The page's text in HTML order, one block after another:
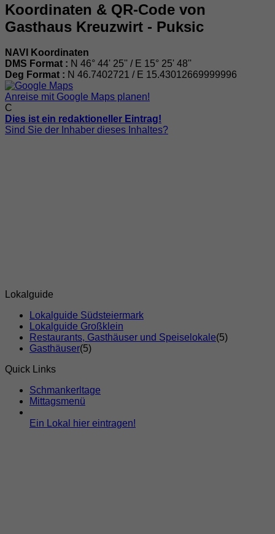
Koordinaten & QR-Code von
Gasthaus Kreuzwirt - Puksic
NAVI Koordinaten
DMS Format : N 46° 44' 25'' / E 15° 25' 48''
Deg Format : N 46.7402721 / E 15.43012669999996
Anreise mit Google Maps planen!
C
Dies ist ein redaktioneller Eintrag!
Sind Sie der Inhaber dieses Inhaltes?
Lokalguide
Lokalguide Südsteiermark
Lokalguide Großklein
Restaurants, Gasthäuser und Speiselokale(5)
Gasthäuser(5)
Quick Links
Schmankerltage
Mittagsmenü
Ein Lokal hier eintragen!